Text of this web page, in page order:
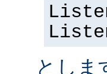
としま